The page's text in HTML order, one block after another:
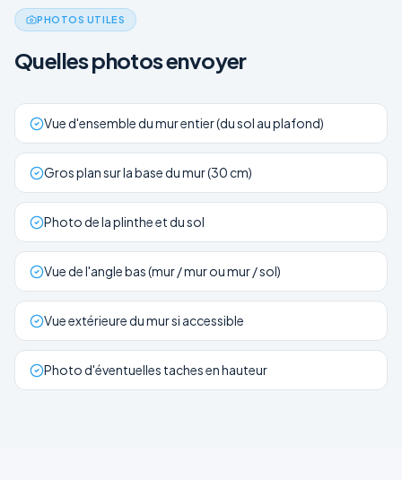
PHOTOS UTILES
Quelles photos envoyer
Vue d'ensemble du mur entier (du sol au plafond)
Gros plan sur la base du mur (30 cm)
Photo de la plinthe et du sol
Vue de l'angle bas (mur / mur ou mur / sol)
Vue extérieure du mur si accessible
Photo d'éventuelles taches en hauteur